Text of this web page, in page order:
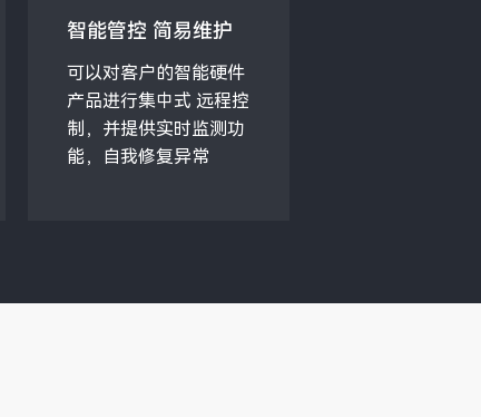
智能管控 简易维护
可以对客户的智能硬件
产品进行集中式 远程控
制，并提供实时监测功
能，自我修复异常